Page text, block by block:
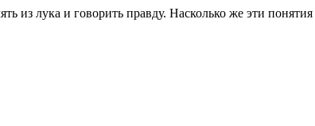
из лука и говорить правду. Насколько же эти понятия